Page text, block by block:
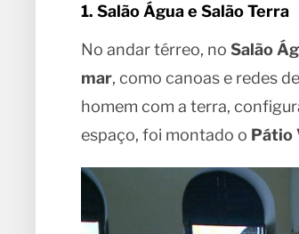
1. Salão Água e Salão Terra
No andar térreo, no Salão
mar, como canoas e redes
homem com a terra,
espaço, foi montado o Pátio